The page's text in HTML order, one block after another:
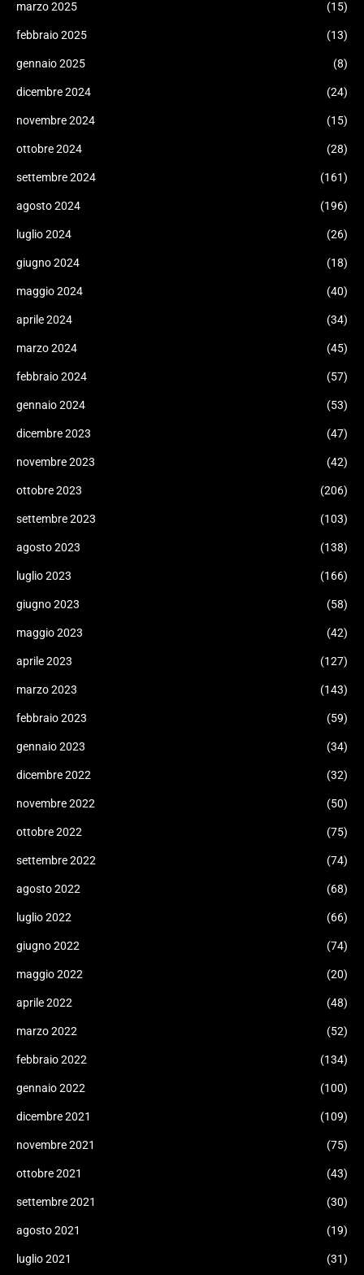
marzo 2025 (15)
febbraio 2025 (13)
gennaio 2025 (8)
dicembre 2024 (24)
novembre 2024 (15)
ottobre 2024 (28)
settembre 2024 (161)
agosto 2024 (196)
luglio 2024 (26)
giugno 2024 (18)
maggio 2024 (40)
aprile 2024 (34)
marzo 2024 (45)
febbraio 2024 (57)
gennaio 2024 (53)
dicembre 2023 (47)
novembre 2023 (42)
ottobre 2023 (206)
settembre 2023 (103)
agosto 2023 (138)
luglio 2023 (166)
giugno 2023 (58)
maggio 2023 (42)
aprile 2023 (127)
marzo 2023 (143)
febbraio 2023 (59)
gennaio 2023 (34)
dicembre 2022 (32)
novembre 2022 (50)
ottobre 2022 (75)
settembre 2022 (74)
agosto 2022 (68)
luglio 2022 (66)
giugno 2022 (74)
maggio 2022 (20)
aprile 2022 (48)
marzo 2022 (52)
febbraio 2022 (134)
gennaio 2022 (100)
dicembre 2021 (109)
novembre 2021 (75)
ottobre 2021 (43)
settembre 2021 (30)
agosto 2021 (19)
luglio 2021 (31)